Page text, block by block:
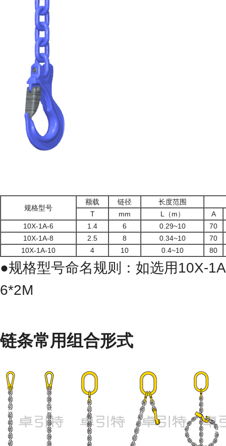
规格型号
额载 链径
长度范围
T
mm L（m）
A
10X-1A-6
1.4 6 0.29~10
70
10X-1A-8
2.5 8 0.34~10
70
10X-1A-10
4 10 0.4~10 80
●规格型号命名规则：如选用10X-
6*2M
链条常用组合形式